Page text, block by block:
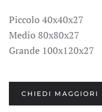
Piccolo 40x40x27
Medio 80x80x27
Grande 100x120x27
CHIEDI MAGGIORI